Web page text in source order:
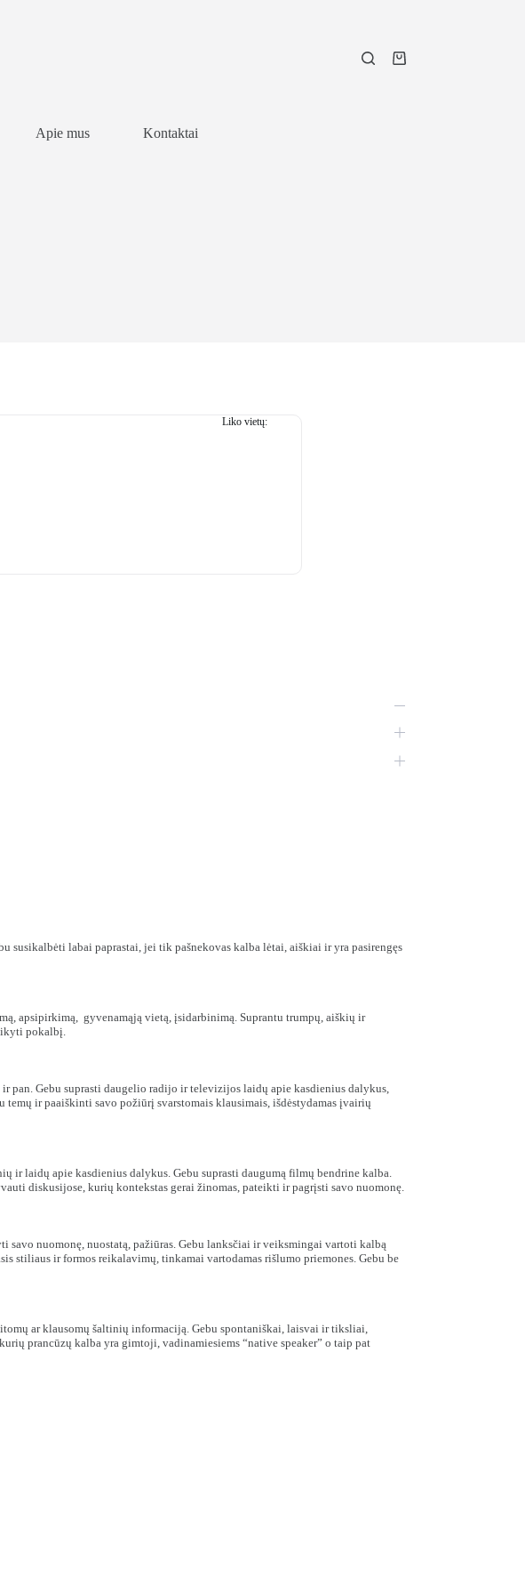
Shopping
Apie mus Kontaktai
Liko vietų:
susikalbėti labai paprastai, jei tik pašnekovas kalba lėtai, aiškiai ir yra pasirengęs
apsipirkimą, gyvenamąją vietą, įsidarbinimą. Suprantu trumpų, aiškių ir
pokalbį.
pan. Gebu suprasti daugelio radijo ir televizijos laidų apie kasdienius dalykus,
temų ir paaiškinti savo požiūrį svarstomais klausimais, išdėstydamas įvairių
ir laidų apie kasdienius dalykus. Gebu suprasti daugumą filmų bendrine kalba.
diskusijose, kurių kontekstas gerai žinomas, pateikti ir pagrįsti savo nuomonę.
nuomonę, nuostatą, pažiūras. Gebu lanksčiai ir veiksmingai vartoti kalbą
stiliaus ir formos reikalavimų, tinkamai vartodamas rišlumo priemones. Gebu be
ar klausomų šaltinių informaciją. Gebu spontaniškai, laisvai ir tiksliai,
prancūzų kalba yra gimtoji, vadinamiesiems “native speaker” o taip pat